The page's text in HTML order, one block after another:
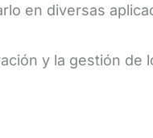
en diversas
y la gestión de